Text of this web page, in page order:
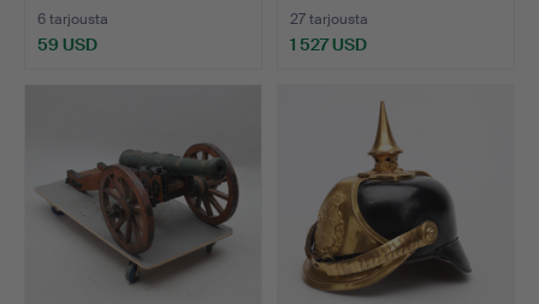
6 tarjousta
59 USD
27 tarjousta
1 527 USD